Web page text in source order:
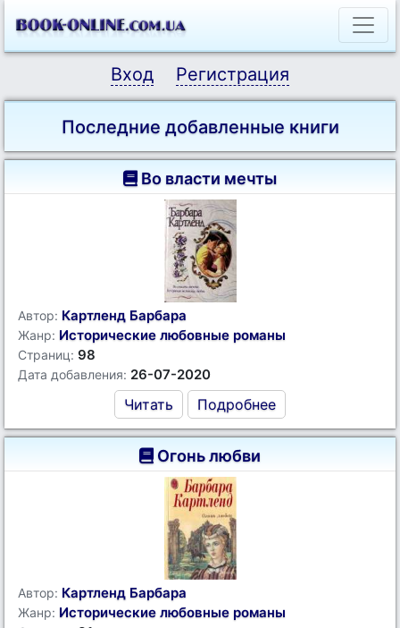
Вход Регистрация
Последние добавленные книги
Во власти мечты
Автор: Картленд Барбара
Жанр: Исторические любовные романы
Страниц: 98
Дата добавления: 26-07-2020
Читать Подробнее
Огонь любви
Автор: Картленд Барбара
Жанр: Исторические любовные романы